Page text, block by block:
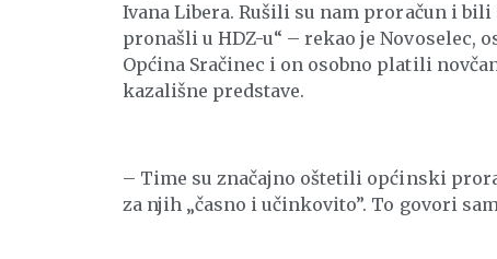
Ivana Libera. Rušili su nam proračun i
pronašli u HDZ-u“ – rekao je Novoselec,
Općina Sračinec i on osobno platili
kazališne predstave.
– Time su značajno oštetili općinski
za njih „časno i učinkovito”. To govori